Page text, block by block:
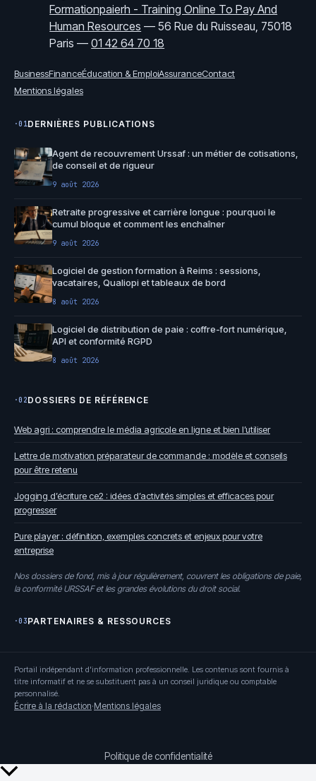
Formationpaierh - Training Online To Pay And
Human Resources —56 Rue du Ruisseau, 75018
Paris —01 42 64 70 18
BusinessFinanceÉducation & EmploiAssuranceContact
Mentions légales
·01DERNIÈRES PUBLICATIONS
Agent de recouvrement Urssaf : un métier de cotisations,
de conseil et de rigueur
9 août 2026
Retraite progressive et carrière longue : pourquoi le
cumul bloque et comment les enchaîner
9 août 2026
Logiciel de gestion formation à Reims : sessions,
vacataires, Qualiopi et tableaux de bord
8 août 2026
Logiciel de distribution de paie : coffre-fort numérique,
API et conformité RGPD
8 août 2026
·02DOSSIERS DE RÉFÉRENCE
Web agri : comprendre le média agricole en ligne et bien l’utiliser
Lettre de motivation préparateur de commande : modèle et conseils
pour être retenu
Jogging d’écriture ce2 : idées d’activités simples et efficaces pour
progresser
Pure player : définition, exemples concrets et enjeux pour votre
entreprise
Nos dossiers de fond, mis à jour régulièrement, couvrent les obligations de paie,
la conformité URSSAF et les grandes évolutions du droit social.
·03PARTENAIRES & RESSOURCES
Portail indépendant d'information professionnelle. Les contenus sont fournis à
titre informatif et ne se substituent pas à un conseil juridique ou comptable
personnalisé.
Écrire à la rédaction·Mentions légales
Politique de confidentialité